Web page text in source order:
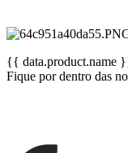
{{ data.product.name
Fique por dentro das